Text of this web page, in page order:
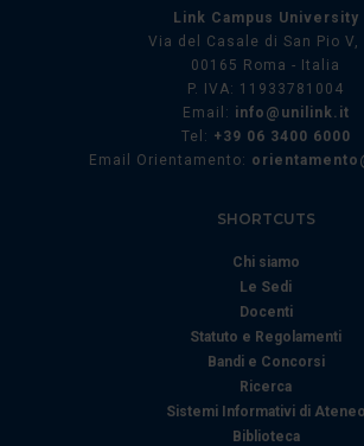
Link Campus University
Via del Casale di San Pio V,
00165 Roma - Italia
P. IVA: 11933781004
Email: info@unilink.it
Tel: +39 06 3400 6000
Email Orientamento:
SHORTCUTS
Chi siamo
Le Sedi
Docenti
Statuto e Regolamenti
Bandi e Concorsi
Ricerca
Sistemi Informativi di Ateneo
Biblioteca